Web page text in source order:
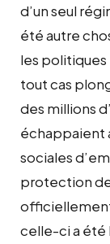
d’un seul
été autre
les politiques
tout cas
des millions
échappaient
sociales
protection de
officiellement
celle-ci a été